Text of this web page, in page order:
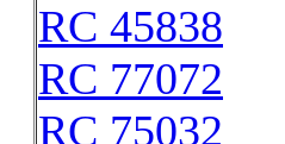
RC 45838
RC 77072
RC 75032